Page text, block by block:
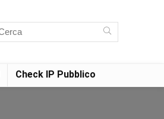
Check IP Pubblico